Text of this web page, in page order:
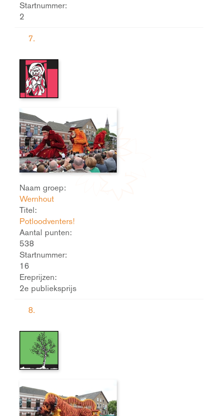
Startnummer:
2
7.
Naam groep:
Wernhout
Titel:
Potloodventers!
Aantal punten:
538
Startnummer:
16
Ereprijzen:
2e publieksprijs
8.